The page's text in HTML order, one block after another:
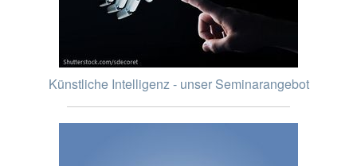
Künstliche Intelligenz - unser Seminarangebot